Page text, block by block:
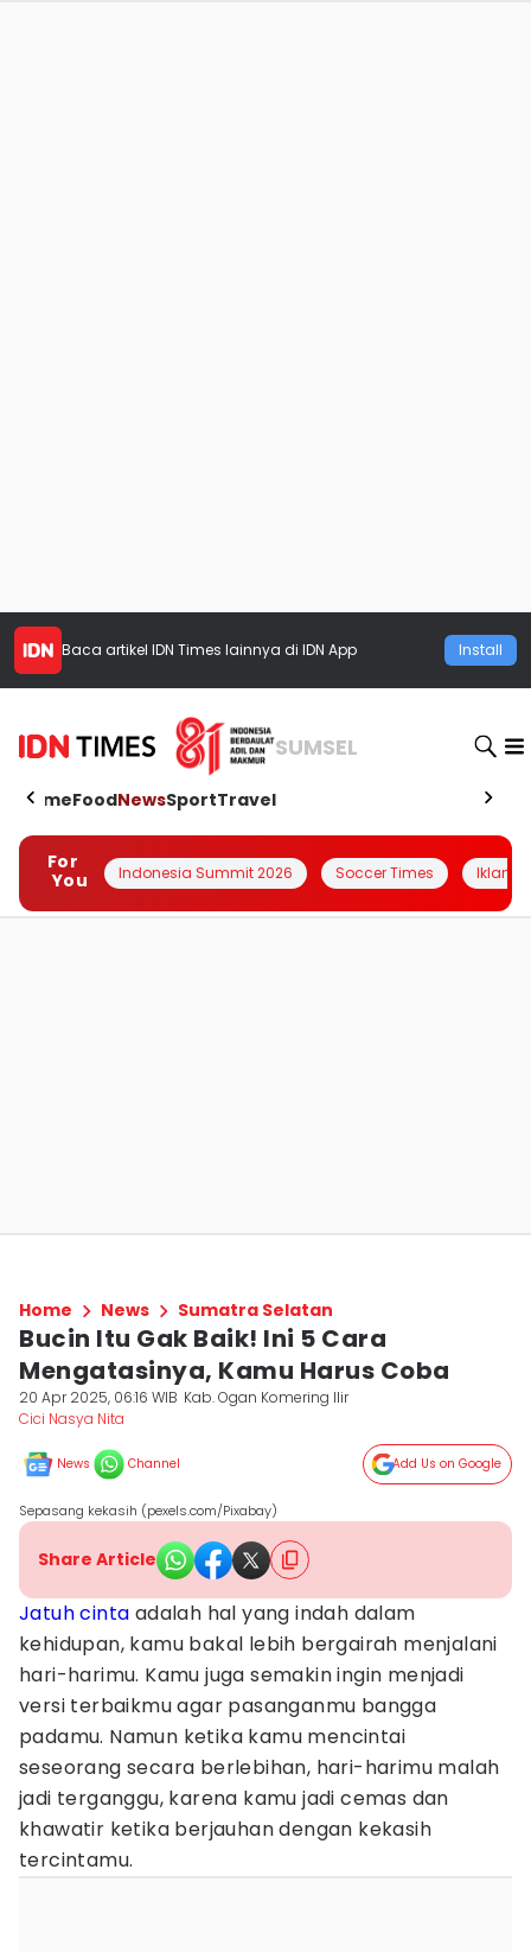
Baca artikel IDN Times lainnya di IDN App Install
SUMSEL
HomeFoodNewsSportTravel
For
You
Indonesia Summit 2026 Soccer Times Iklanin
Home News Sumatra Selatan
Bucin Itu Gak Baik! Ini 5 Cara
Mengatasinya, Kamu Harus Coba
20 Apr 2025, 06:16 WIB Kab. Ogan Komering Ilir
Cici Nasya Nita
News Channel Add Us on Google
Sepasang kekasih (pexels.com/Pixabay)
Share Article
Jatuh cinta adalah hal yang indah dalam
kehidupan, kamu bakal lebih bergairah menjalani
hari-harimu. Kamu juga semakin ingin menjadi
versi terbaikmu agar pasanganmu bangga
padamu. Namun ketika kamu mencintai
seseorang secara berlebihan, hari-harimu malah
jadi terganggu, karena kamu jadi cemas dan
khawatir ketika berjauhan dengan kekasih
tercintamu.